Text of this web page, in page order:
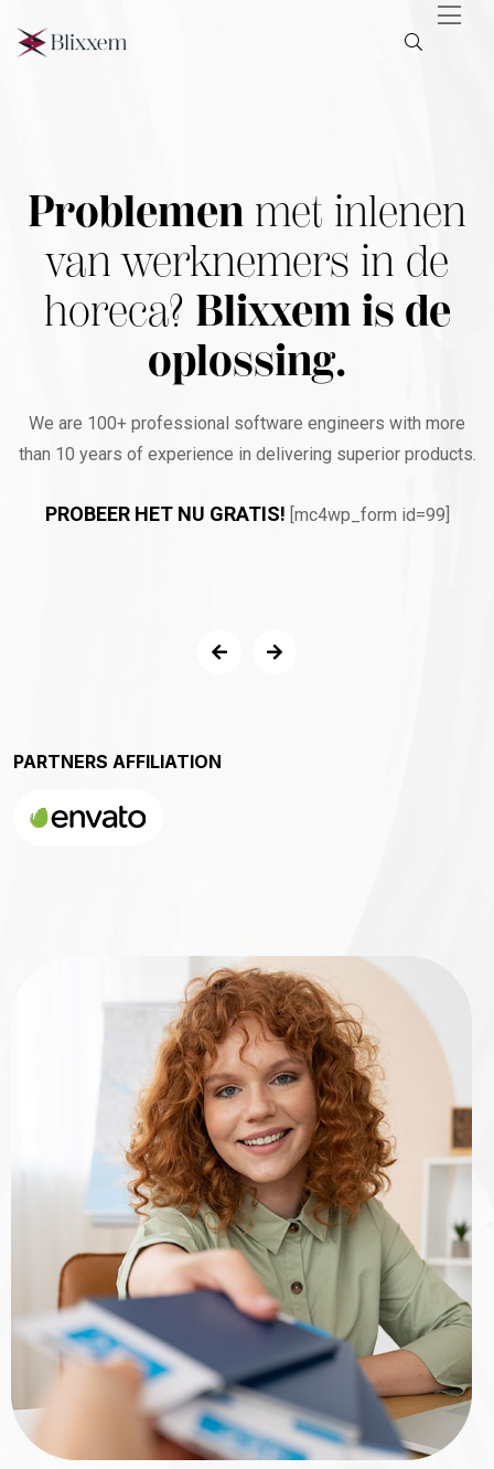
Problemen met inlenen
van werknemers in de
horeca? Blixxem is de
oplossing.
We are 100+ professional software engineers with more
than 10 years of experience in delivering superior products.
PROBEER HET NU GRATIS! [mc4wp_form id=99]
PARTNERS AFFILIATION